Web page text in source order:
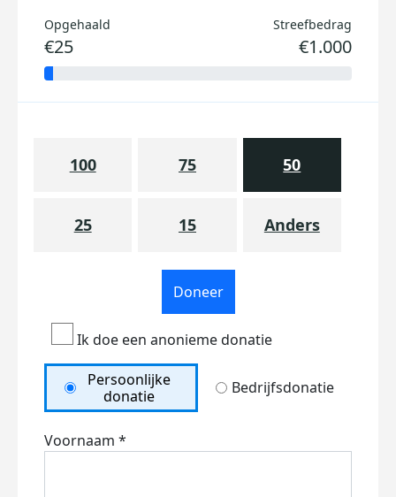
Opgehaald
€25
Streefbedrag
€1.000
100 75 50
25 15 Anders
Doneer
Ik doe een anonieme donatie
Persoonlijke
donatie
Bedrijfsdonatie
Voornaam *